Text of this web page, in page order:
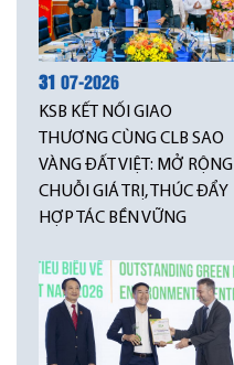
31 07-2026
KSB KẾT NỐI GIAO
THƯƠNG CÙNG CLB SAO
VÀNG ĐẤT VIỆT: MỞ RỘNG
CHUỖI GIÁ TRỊ, THÚC ĐẨY
HỢP TÁC BỀN VỮNG